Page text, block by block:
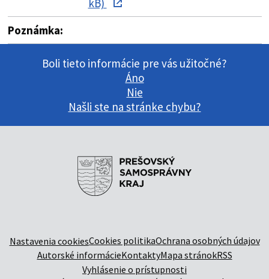
Poznámka:
Boli tieto informácie pre vás užitočné?
Áno
Nie
Našli ste na stránke chybu?
Nastavenia cookiesCookies politikaOchrana osobných údajov
Autorské informácieKontaktyMapa stránokRSS
Vyhlásenie o prístupnosti